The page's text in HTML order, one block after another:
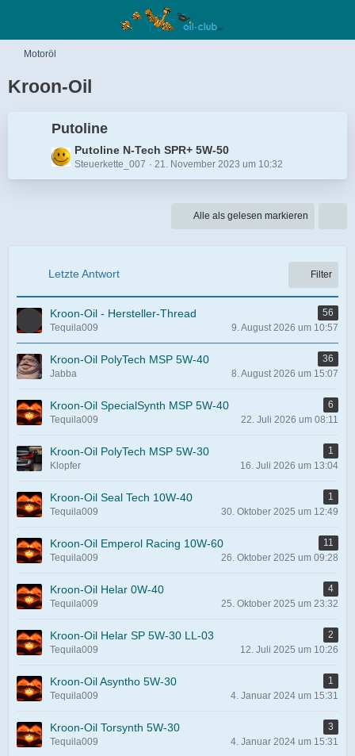
Motoröl
Kroon-Oil
Putoline
L
e
t
B
i
r
ä
g
e
Putoline N-Tech SPR+ 5W-50
Steuerkette_007 21. November 2023 um 10:32
Alle als gelesen markieren
Letzte Antwort Filter
Kroon-Oil - Hersteller-Thread
56
Tequila009
9. August 2026 um 10:57
Kroon-Oil PolyTech MSP 5W-40
36
Jabba
8. August 2026 um 15:07
Kroon-Oil SpecialSynth MSP 5W-40
6
Tequila009
22. Juli 2026 um 08:11
Kroon-Oil PolyTech MSP 5W-30
1
Klopfer
16. Juli 2026 um 13:04
Kroon-Oil Seal Tech 10W-40
1
Tequila009
30. Oktober 2025 um 12:49
Kroon-Oil Emperol Racing 10W-60
11
Tequila009
26. Oktober 2025 um 09:28
Kroon-Oil Helar 0W-40
4
Tequila009
25. Oktober 2025 um 23:32
Kroon-Oil Helar SP 5W-30 LL-03
2
Tequila009
12. Juli 2025 um 10:26
Kroon-Oil Asyntho 5W-30
1
Tequila009
4. Januar 2024 um 15:31
Kroon-Oil Torsynth 5W-30
3
Tequila009
4. Januar 2024 um 15:31